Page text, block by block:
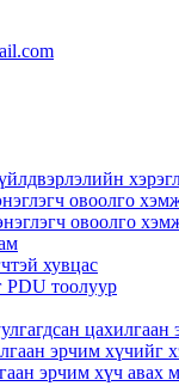
овоолго
овоолго
хувцас
тоолуур
эрчим хүчийг
эрчим хүч авах